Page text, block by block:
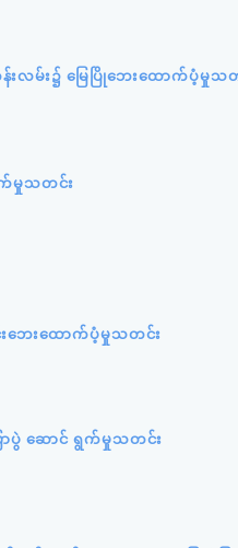
န်းလမ်း၌ မြေပြိုဘေးထောက်ပံ့မှုသ
က်မှုသတင်း
င်းဘေးထောက်ပံ့မှုသတင်း
ာပွဲ ဆောင် ရွက်မှုသတင်း